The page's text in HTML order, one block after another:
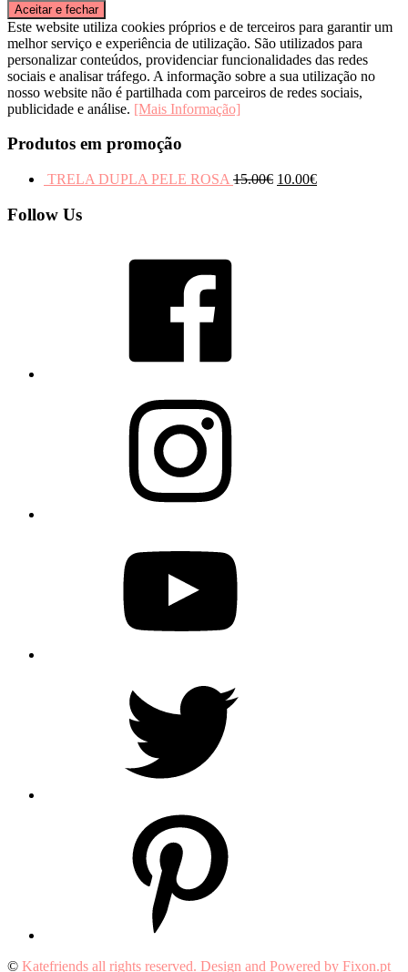
Este website utiliza cookies próprios e de terceiros para garantir um
melhor serviço e experiência de utilização. São utilizados para
personalizar conteúdos, providenciar funcionalidades das redes
sociais e analisar tráfego. A informação sobre a sua utilização no
nosso website não é partilhada com parceiros de redes sociais,
publicidade e análise. [Mais Informação]
Produtos em promoção
TRELA DUPLA PELE ROSA 15.00€ 10.00€
Follow Us
© Katefriends all rights reserved. Design and Powered by Fixon.pt